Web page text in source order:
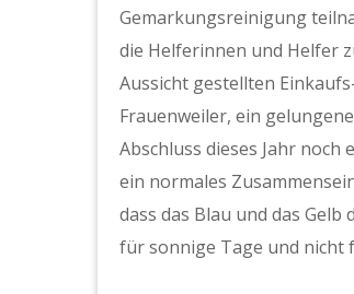
Gemarkungsreinigung
die Helferinnen und Helfer
Aussicht gestellten
Frauenweiler, ein
Abschluss dieses Jahr
ein normales
dass das Blau und das
für sonnige Tage und nicht